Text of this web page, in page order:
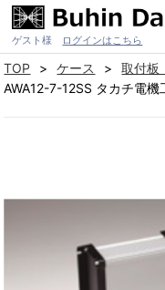
ゲスト様 ログインはこちら
TOP ケース
取付板
AWA12-7-12SS タカチ電